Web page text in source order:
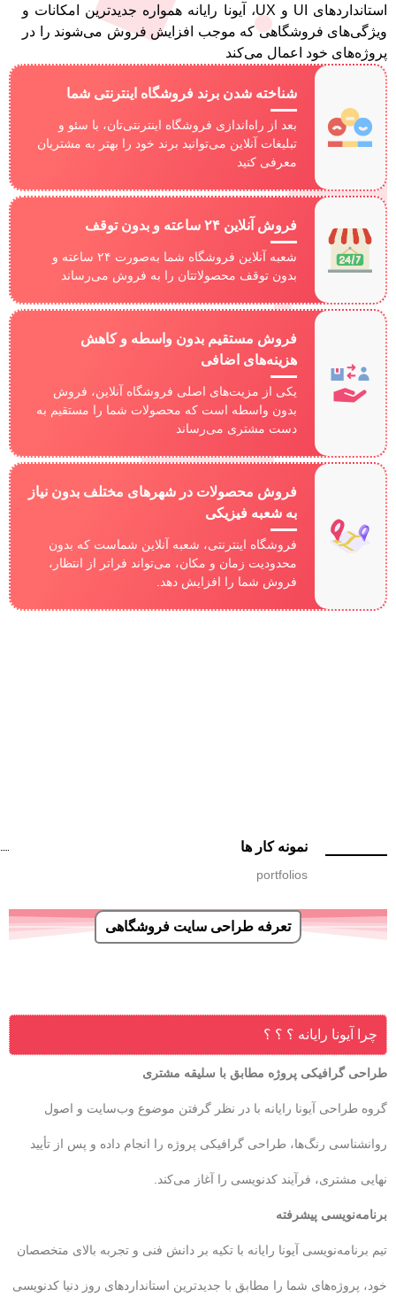
استانداردهای UI و UX، آیونا رایانه همواره جدیدترین امکانات و
ویژگی‌های فروشگاهی که موجب افزایش فروش می‌شوند را در
پروژه‌های خود اعمال می‌کند
شناخته شدن برند فروشگاه اینترنتی شما
بعد از راه‌اندازی فروشگاه اینترنتی‌تان، با سئو و
تبلیغات آنلاین می‌توانید برند خود را بهتر به مشتریان
معرفی کنید
فروش آنلاین ۲۴ ساعته و بدون توقف
شعبه آنلاین فروشگاه شما به‌صورت ۲۴ ساعته و
بدون توقف محصولاتتان را به فروش می‌رساند
فروش مستقیم بدون واسطه و کاهش
هزینه‌های اضافی
یکی از مزیت‌های اصلی فروشگاه آنلاین، فروش
بدون واسطه است که محصولات شما را مستقیم به
دست مشتری می‌رساند
فروش محصولات در شهرهای مختلف بدون نیاز
به شعبه فیزیکی
فروشگاه اینترنتی، شعبه آنلاین شماست که بدون
محدودیت زمان و مکان، می‌تواند فراتر از انتظار،
فروش شما را افزایش دهد.
نمونه کار ها
portfolios
تعرفه طراحی سایت فروشگاهی
چرا آیونا رایانه ؟ ؟ ؟
طراحی گرافیکی پروژه مطابق با سلیقه مشتری
گروه طراحی آیونا رایانه با در نظر گرفتن موضوع وب‌سایت و اصول
روانشناسی رنگ‌ها، طراحی گرافیکی پروژه را انجام داده و پس از تأیید
نهایی مشتری، فرآیند کدنویسی را آغاز می‌کند.
برنامه‌نویسی پیشرفته
تیم برنامه‌نویسی آیونا رایانه با تکیه بر دانش فنی و تجربه بالای متخصصان
خود، پروژه‌های شما را مطابق با جدیدترین استانداردهای روز دنیا کدنویسی